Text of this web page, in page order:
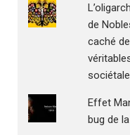
de
caché
sociétale
Effet
bug de